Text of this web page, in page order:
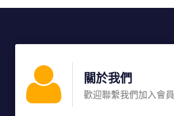
關於我們
歡迎聯繫我們加入會員